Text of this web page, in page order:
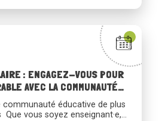
du développement durable.
: ENGAGEZ-VOUS POUR
AVEC LA COMMUNAUTÉ
communauté éducative de plus
vous soyez enseignant·e,